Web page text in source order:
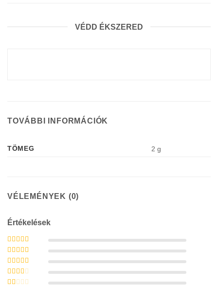
VÉDD ÉKSZERED
TOVÁBBI INFORMÁCIÓK
TÖMEG 2 g
VÉLEMÉNYEK (0)
Értékelések
Értékelés:
5
Értékelés:
/ 5
Értékelés:
3 / 5
Értékelés: